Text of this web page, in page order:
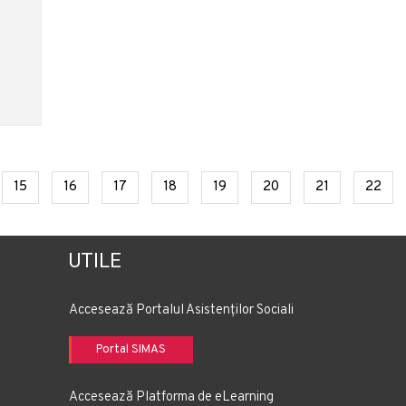
15 (current)
16 (current)
17 (current)
18 (current)
19 (current)
20 (current)
21 (current)
22
UTILE
Accesează Portalul Asistenților Sociali
Portal SIMAS
Accesează Platforma de eLearning